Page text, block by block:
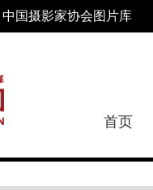
中国摄影家协会图片库
首页